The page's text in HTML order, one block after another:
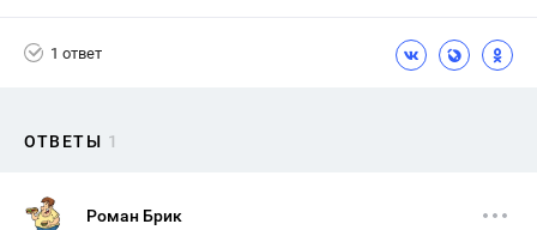
1 ответ
ОТВЕТЫ 1
Роман Брик